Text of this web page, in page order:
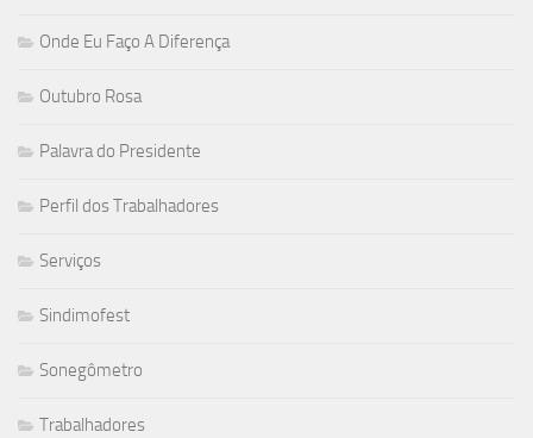
Onde Eu Faço A Diferença
Outubro Rosa
Palavra do Presidente
Perfil dos Trabalhadores
Serviços
Sindimofest
Sonegômetro
Trabalhadores